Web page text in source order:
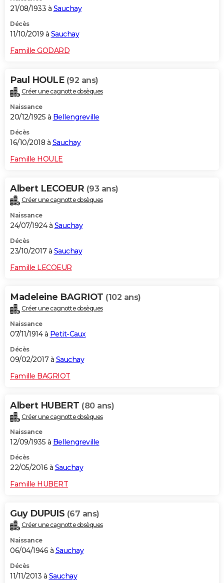
21/08/1933 à Sauchay
Décès
11/10/2019 à Sauchay
Famille GODARD
Paul HOULE (92 ans)
Créer une cagnotte obsèques
Naissance
20/12/1925 à Bellengreville
Décès
16/10/2018 à Sauchay
Famille HOULE
Albert LECOEUR (93 ans)
Créer une cagnotte obsèques
Naissance
24/07/1924 à Sauchay
Décès
23/10/2017 à Sauchay
Famille LECOEUR
Madeleine BAGRIOT (102 ans)
Créer une cagnotte obsèques
Naissance
07/11/1914 à Petit-Caux
Décès
09/02/2017 à Sauchay
Famille BAGRIOT
Albert HUBERT (80 ans)
Créer une cagnotte obsèques
Naissance
12/09/1935 à Bellengreville
Décès
22/05/2016 à Sauchay
Famille HUBERT
Guy DUPUIS (67 ans)
Créer une cagnotte obsèques
Naissance
06/04/1946 à Sauchay
Décès
11/11/2013 à Sauchay